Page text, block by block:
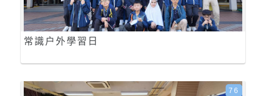
常識户外學習日
76